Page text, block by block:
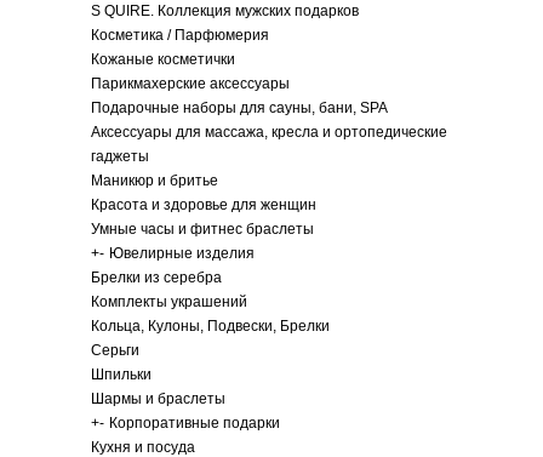
S QUIRE. Коллекция мужских подарков
Косметика / Парфюмерия
Кожаные косметички
Парикмахерские аксессуары
Подарочные наборы для сауны, бани, SPA
Аксессуары для массажа, кресла и ортопедические
гаджеты
Маникюр и бритье
Красота и здоровье для женщин
Умные часы и фитнес браслеты
+- Ювелирные изделия
Брелки из серебра
Комплекты украшений
Кольца, Кулоны, Подвески, Брелки
Серьги
Шпильки
Шармы и браслеты
+- Корпоративные подарки
Кухня и посуда